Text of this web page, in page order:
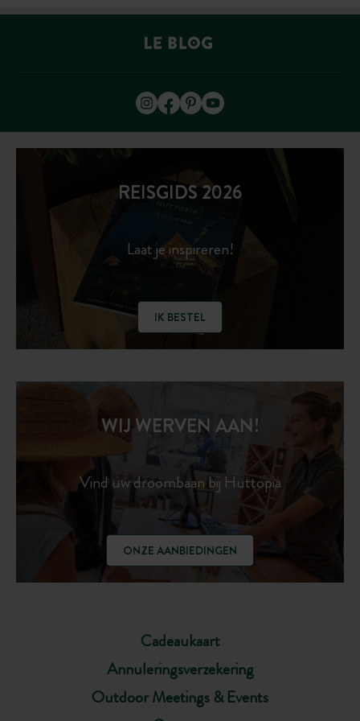
REISGIDS 2026
Laat je inspireren!
IK BESTEL
Cadeaukaart
Annuleringsverzekering
Outdoor Meetings & Events
WIJ WERVEN AAN!
Vind uw droombaan bij Huttopia
ONZE AANBIEDINGEN